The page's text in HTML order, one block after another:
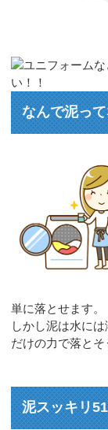
なんで泥っ
単に落とせます。
しかし泥は水に
だけの力で落とそ
泥スッキリ